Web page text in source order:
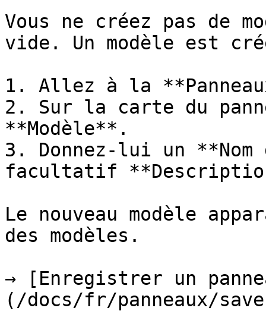
Vous ne créez pas de
vide. Un modèle est
1. Allez à la
2. Sur la carte du
**Modèle**.
3. Donnez-lui un **Nom
facultatif
Le nouveau modèle
des modèles.
→ [Enregistrer un
(/docs/fr/panneaux/